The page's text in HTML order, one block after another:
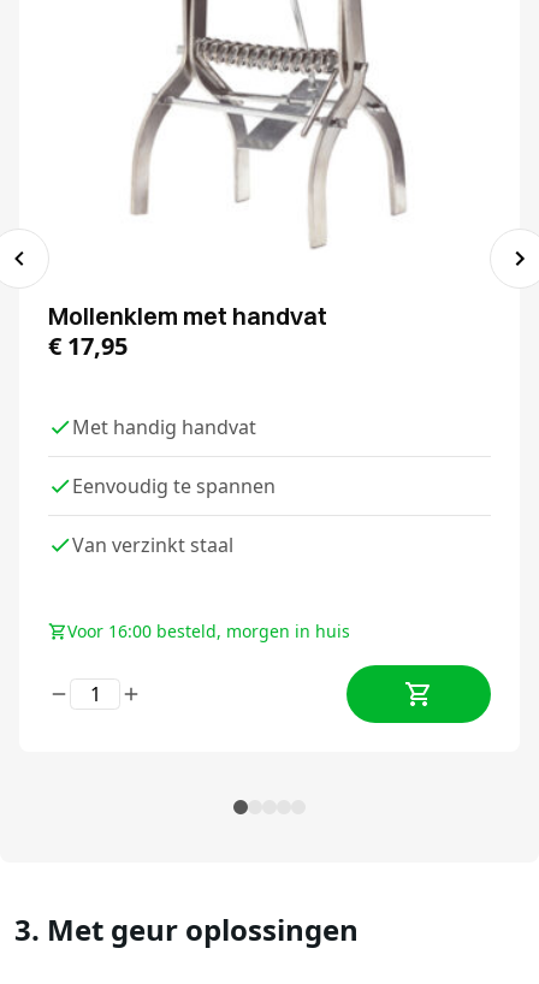
Mollenklem met handvat
€ 17,95
Met handig handvat
Eenvoudig te spannen
Van verzinkt staal
Voor 16:00 besteld, morgen in huis
3. Met geur oplossingen